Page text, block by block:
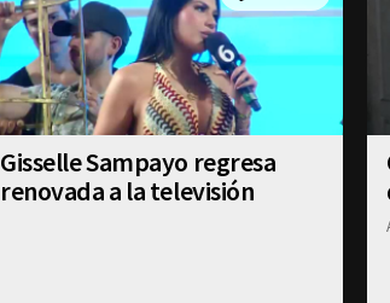
Gisselle Sampayo regresa
renovada a la televisión